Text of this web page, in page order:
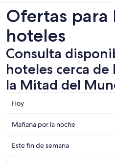
Ofertas para
hoteles
Consulta
hoteles cerca
la Mitad del
Consultar
los
precios
cerca
de
Monumento
Hoy
Consultar
precios
cerca
de
Mañana por la noche
Consultar
precios
Este fin de semana